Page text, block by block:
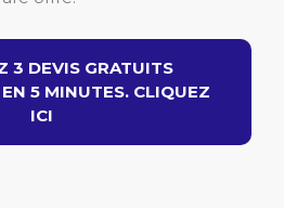
3 DEVIS GRATUITS
5 MINUTES. CLIQUEZ
ICI